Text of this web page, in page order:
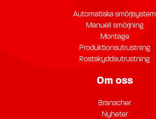
Automatiska smörjsystem
Manuell smörjning
Montage
Produktionsutrustning
Rostskyddsutrustning
Om oss
Branscher
Nyheter